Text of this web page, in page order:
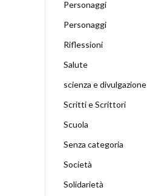
Personaggi
Personaggi
Riflessioni
Salute
scienza e divulgazione
Scritti e Scrittori
Scuola
Senza categoria
Società
Solidarietà